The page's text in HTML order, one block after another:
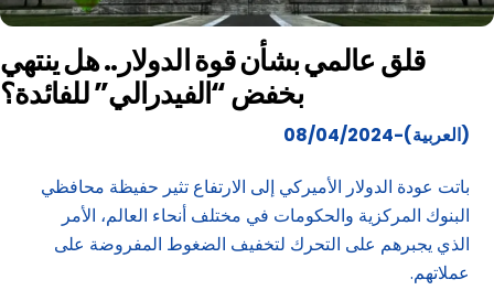
قلق عالمي بشأن قوة الدولار.. هل ينتهي
بخفض “الفيدرالي” للفائدة؟
(العربية)-08/04/2024
باتت عودة الدولار الأميركي إلى الارتفاع تثير حفيظة محافظي
البنوك المركزية والحكومات في مختلف أنحاء العالم، الأمر
الذي يجبرهم على التحرك لتخفيف الضغوط المفروضة على
عملاتهم.